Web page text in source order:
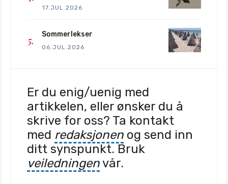
17.JUL.2026
Sommerlekser
06.JUL.2026
Er du enig/uenig med
artikkelen, eller ønsker du å
skrive for oss? Ta kontakt
med redaksjonen og send inn
ditt synspunkt. Bruk
veiledningenvår.